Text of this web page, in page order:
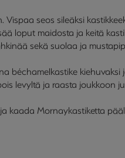
seos sileäksi
loput maidosta ja keitä
sekä suolaa ja
béchamelkastike
levyltä ja raasta joukkoon
kaada Mornaykastiketta